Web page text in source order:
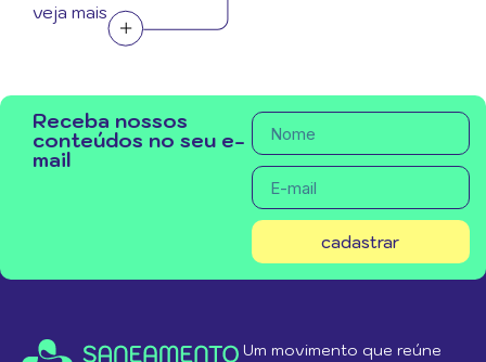
veja mais
Receba nossos
conteúdos no seu e-
mail
cadastrar
Um movimento que reúne